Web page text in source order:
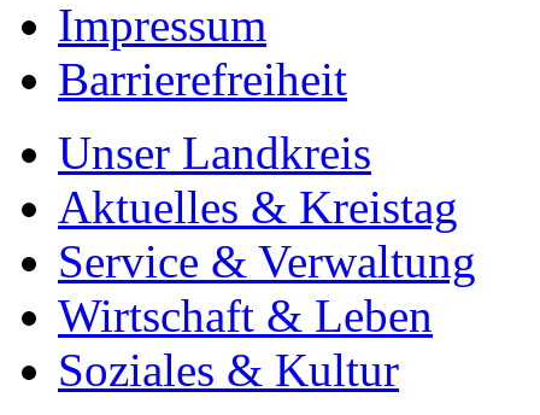
Impressum
Barrierefreiheit
Unser Landkreis
Aktuelles & Kreistag
Service & Verwaltung
Wirtschaft & Leben
Soziales & Kultur